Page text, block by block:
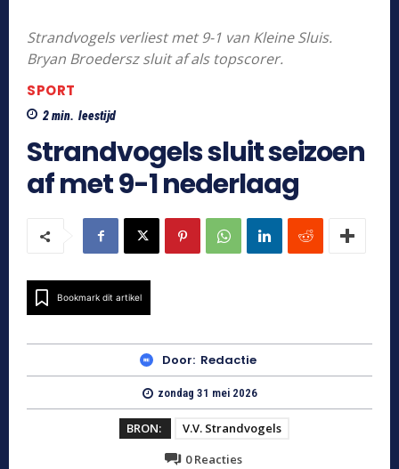
Strandvogels verliest met 9-1 van Kleine Sluis.
Bryan Broedersz sluit af als topscorer.
SPORT
2min. leestijd
Strandvogels sluit seizoen
af met 9-1 nederlaag
Bookmark dit artikel
Door: Redactie
zondag 31 mei 2026
BRON:
V.v. Strandvogels
0Reacties